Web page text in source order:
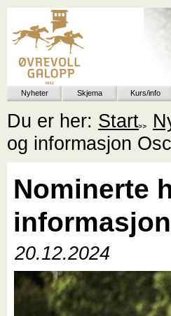
Nyheter Skjema Kurs/info
Du er her: Start
og informasjon
Nominerte
20.12.2024